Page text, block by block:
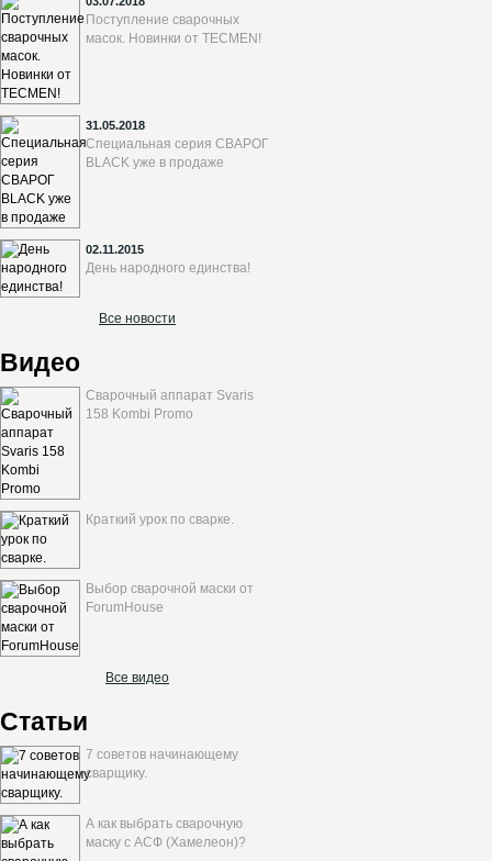
Поступление сварочных
масок. Новинки от TECMEN!
31.05.2018
Специальная серия СВАРОГ
BLACK уже в продаже
02.11.2015
День народного единства!
Все новости
Видео
Сварочный аппарат Svaris
158 Kombi Promo
Краткий урок по сварке.
Выбор сварочной маски от
ForumHouse
Все видео
Статьи
7 советов начинающему
сварщику.
А как выбрать сварочную
маску с АСФ (Хамелеон)?